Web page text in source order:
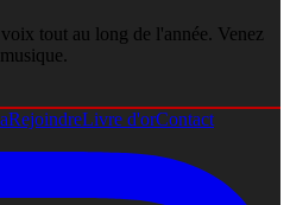
tout au long de l'année. Venez
RejoindreLivre d'orContact